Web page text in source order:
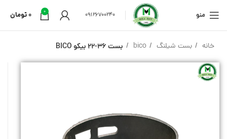
منو 09126700240
0
0تومان
خانه بست شیلنگ bico بست 36-22 بیکو BICO